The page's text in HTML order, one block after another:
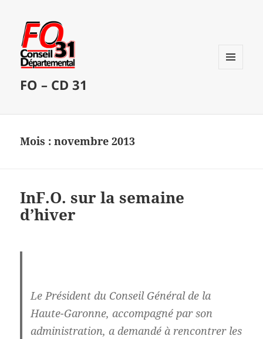
FO – CD 31
Mois :novembre 2013
InF.O. sur la semaine
d’hiver
Le Président du Conseil Général de la
Haute-Garonne, accompagné par son
administration, a demandé à rencontrer les